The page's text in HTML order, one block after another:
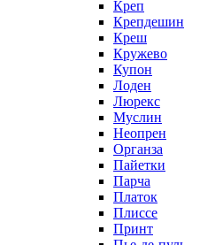
Креп
Крепдешин
Креш
Кружево
Купон
Лоден
Люрекс
Муслин
Неопрен
Органза
Пайетки
Парча
Платок
Плиссе
Принт